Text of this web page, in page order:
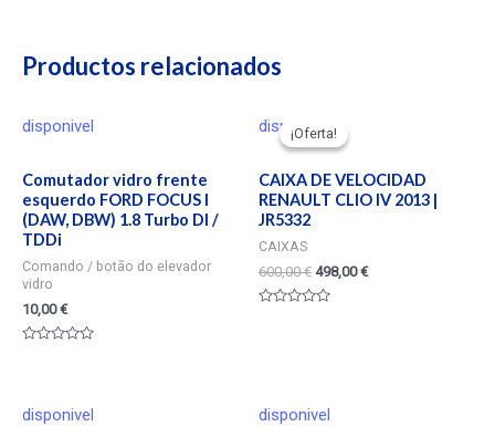
Productos relacionados
disponivel
Comutador vidro frente
esquerdo FORD FOCUS I
(DAW, DBW) 1.8 Turbo DI /
TDDi
Comando / botão do elevador
vidro
10,00€
5
¡Oferta!
disponivel
¡Oferta!
CAIXA DE VELOCIDAD
RENAULT CLIO IV 2013 |
JR5332
CAIXAS
600,00€ 498,00€
disponivel disponivel